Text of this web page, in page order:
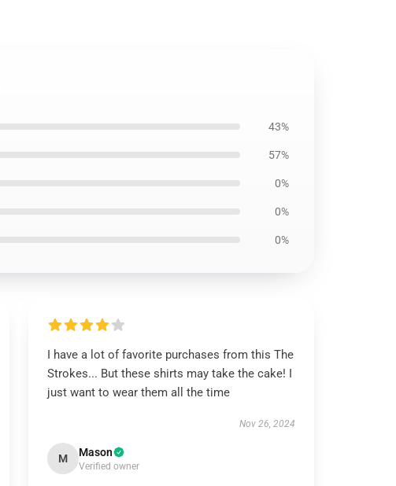
43%
57%
0%
0%
0%
I have a lot of favorite purchases from this The
Strokes... But these shirts may take the cake! I
just want to wear them all the time
Nov 26, 2024
M Mason
Verified owner